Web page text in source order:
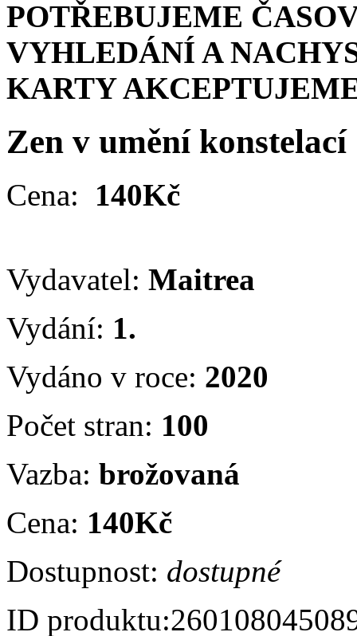
POTŘEBUJEME
VYHLEDÁNÍ A
KARTY
Zen v umění konstelací
Cena: 140Kč
Vydavatel: Maitrea
Vydání: 1.
Vydáno v roce: 2020
Počet stran: 100
Vazba: brožovaná
Cena: 140Kč
Dostupnost: dostupné
ID produktu: